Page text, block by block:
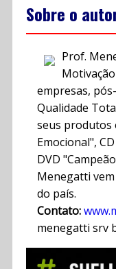
Sobre o
Prof.
empresas,
Qualidade
seus produtos
Emocional",
DVD
Menegatti
do país.
Contato:
menegatti srv